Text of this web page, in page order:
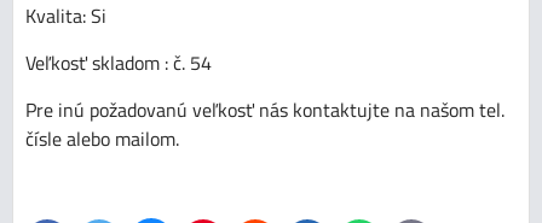
Kvalita: Si
Veľkosť skladom : č. 54
Pre inú požadovanú veľkosť nás kontaktujte na našom tel.
čísle alebo mailom.